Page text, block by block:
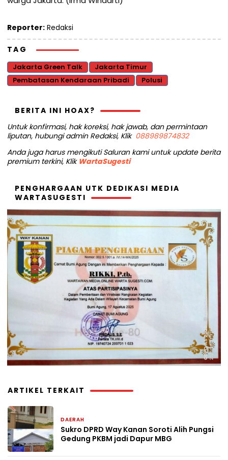
Reporter: Redaksi
TAG
Jakarta Green Talk
Jakarta Timur
Pembatasan Kendaraan Pribadi
Polusi
BERITA INI HOAX?
Untuk konfirmasi, hak koreksi, hak jawab, dan permintaan
liputan, hubungi admin Redaksi, Klik 088989874832
Anda juga harus mengikuti Saluran kami untuk update berita
premium terkini, Klik WartaSugesti
PENGHARGAAN UTK DEDIKASI MEDIA
WARTASUGESTI
ARTIKEL TERKAIT
DAERAH
Sukro DPRD Way Kanan Soroti Alih Pungsi
Gedung PKBM jadi Dapur MBG